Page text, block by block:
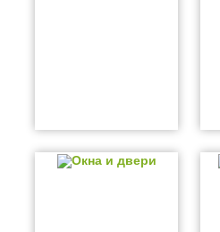
Окна и двери